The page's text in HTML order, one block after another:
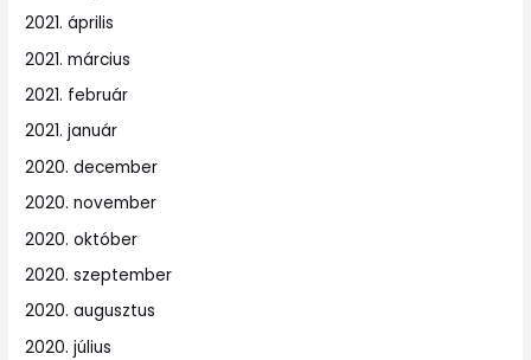
2021. április
2021. március
2021. február
2021. január
2020. december
2020. november
2020. október
2020. szeptember
2020. augusztus
2020. július